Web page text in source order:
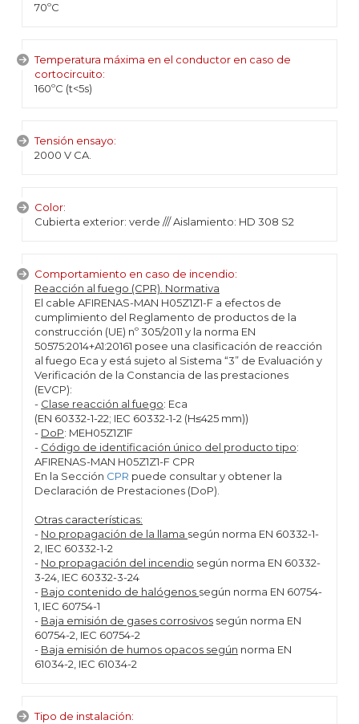
70ºC
Temperatura máxima en el conductor en caso de
cortocircuito:
160ºC (t<5s)
Tensión ensayo:
2000 V CA.
Color:
Cubierta exterior: verde /// Aislamiento: HD 308 S2
Comportamiento en caso de incendio:
Reacción al fuego (CPR). Normativa
El cable AFIRENAS-MAN H05Z1Z1-F a efectos de
cumplimiento del Reglamento de productos de la
construcción (UE) nº 305/2011 y la norma EN
50575:2014+A1:20161 posee una clasificación de reacción
al fuego Eca y está sujeto al Sistema “3” de Evaluación y
Verificación de la Constancia de las prestaciones
(EVCP):
- Clase reacción al fuego: Eca
(EN 60332-1-22; IEC 60332-1-2 (H≤425 mm))
- DoP: MEH05Z1Z1F
- Código de identificación único del producto tipo:
AFIRENAS-MAN H05Z1Z1-F CPR
En la Sección CPR puede consultar y obtener la
Declaración de Prestaciones (DoP).
Otras características:
- No propagación de la llama según norma EN 60332-1-
2, IEC 60332-1-2
- No propagación del incendio según norma EN 60332-
3-24, IEC 60332-3-24
- Bajo contenido de halógenos según norma EN 60754-
1, IEC 60754-1
- Baja emisión de gases corrosivos según norma EN
60754-2, IEC 60754-2
- Baja emisión de humos opacos según norma EN
61034-2, IEC 61034-2
Tipo de instalación: